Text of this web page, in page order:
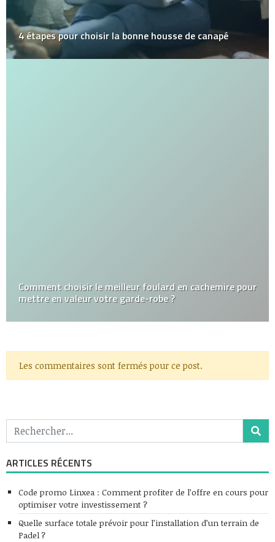
4 étapes pour choisir la bonne housse de canapé
Comment choisir le meilleur foulard en cachemire pour
mettre en valeur votre garde-robe ?
Les commentaires sont fermés pour ce post.
ARTICLES RÉCENTS
Code promo Linxea : Comment profiter de l’offre en cours pour
optimiser votre investissement ?
Quelle surface totale prévoir pour l’installation d’un terrain de
Padel ?